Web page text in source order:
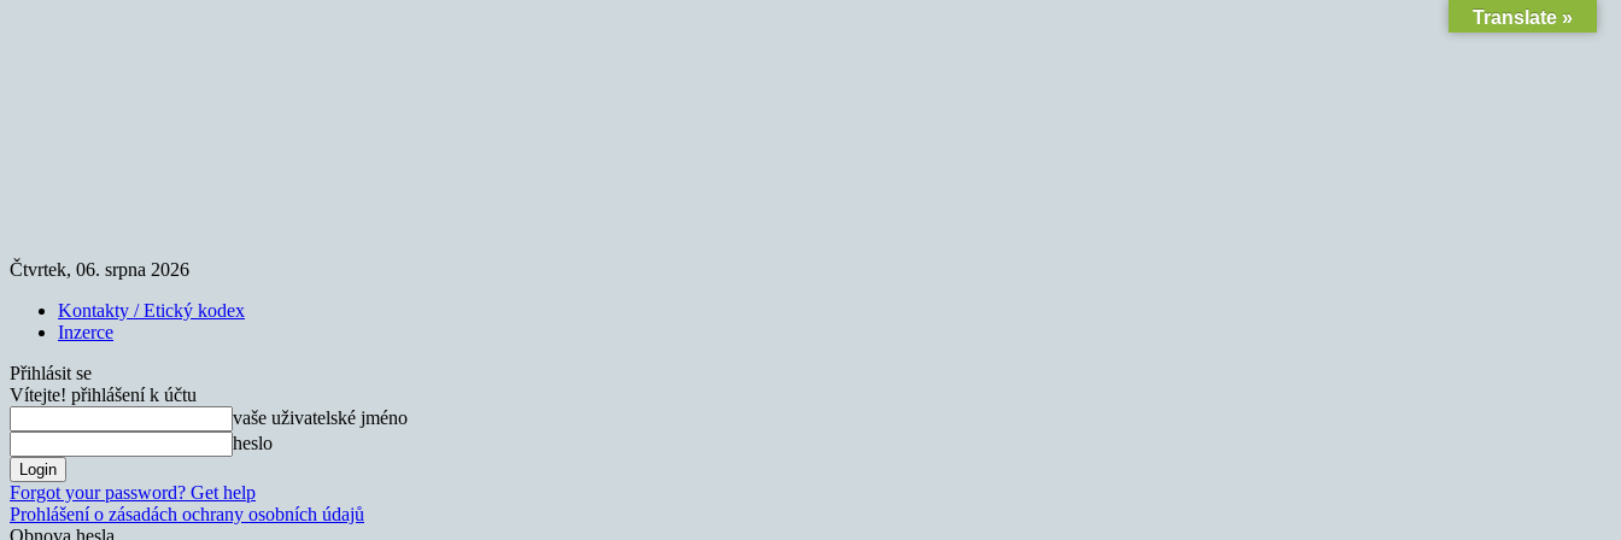
Čtvrtek, 06. srpna 2026
Kontakty / Etický kodex
Inzerce
Přihlásit se
Vítejte! přihlášení k účtu
vaše uživatelské jméno
heslo
Forgot your password? Get help
Prohlášení o zásadách ochrany osobních údajů
Obnova hesla
Translate »